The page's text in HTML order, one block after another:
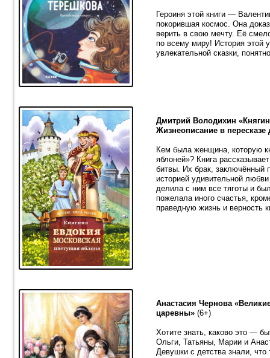
Героиня этой книги —
покорившая космос. Она
верить в свою мечту. Её
по всему миру! История этой
увлекательной сказки,
Дмитрий Володихин
Жизнеописание в пересказе
Кем была женщина, которую
яблоней»? Книга
битвы. Их брак, заключённый
историей удивительной
делила с ним все тяготы и
пожелала иного счастья,
праведную жизнь и верность
Анастасия Чернова
царевны» (6+)
Хотите знать, каково это —
Ольги, Татьяны, Марии и
Девушки с детства знали, что